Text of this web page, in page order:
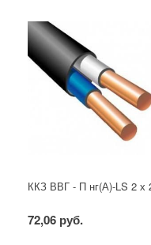
ККЗ ВВГ - П нг(А)-LS 2 х
72,06 руб.